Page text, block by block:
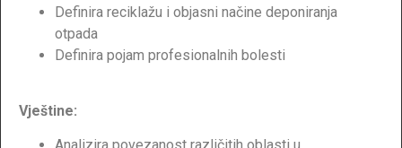
Definira reciklažu i objasni načine deponiranja
otpada
Definira pojam profesionalnih bolesti
Vještine: